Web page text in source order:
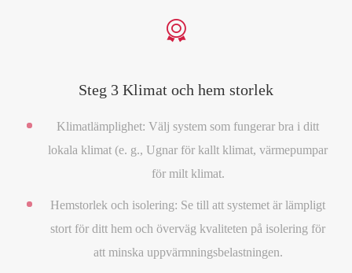

Steg 3 Klimat och hem storlek
Klimatlämplighet: Välj system som fungerar bra i ditt
lokala klimat (e. g., Ugnar för kallt klimat, värmepumpar
för milt klimat.
Hemstorlek och isolering: Se till att systemet är lämpligt
stort för ditt hem och överväg kvaliteten på isolering för
att minska uppvärmningsbelastningen.